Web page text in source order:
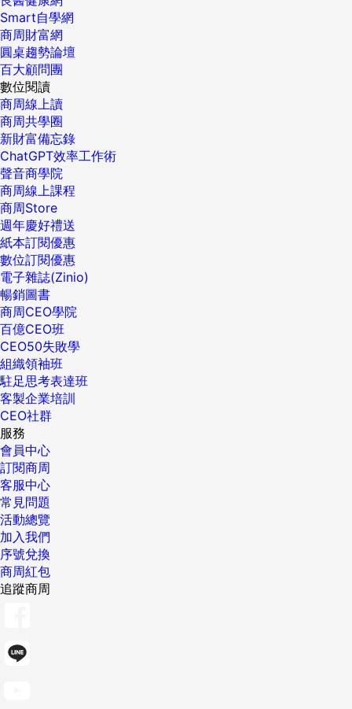
Smart自學網
商周財富網
圓桌趨勢論壇
百大顧問團
數位閱讀
商周線上讀
商周共學圈
新財富備忘錄
ChatGPT效率工作術
聲音商學院
商周線上課程
商周Store
週年慶好禮送
紙本訂閱優惠
數位訂閱優惠
電子雜誌(Zinio)
暢銷圖書
商周CEO學院
百億CEO班
CEO50失敗學
組織領袖班
駐足思考表達班
客製企業培訓
CEO社群
服務
會員中心
訂閱商周
客服中心
常見問題
活動總覽
加入我們
序號兌換
商周紅包
追蹤商周